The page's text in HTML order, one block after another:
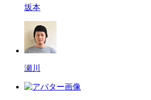
坂本
瀬川